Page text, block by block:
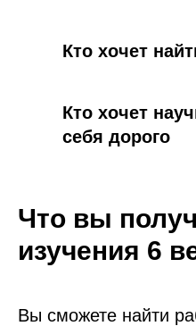
Кто хочет
Кто хочет
себя дорого
Что вы
изучения 6
Вы сможете найти